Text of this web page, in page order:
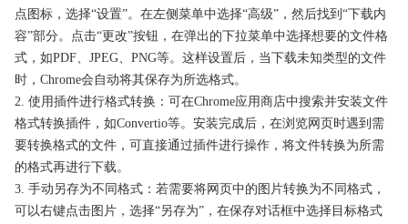
点图标，选择“设置”。在左侧菜单中选择“高级”，然后找到“下载内
容”部分。点击“更改”按钮，在弹出的下拉菜单中选择想要的文件格
式，如PDF、JPEG、PNG等。这样设置后，当下载未知类型的文件
时，Chrome会自动将其保存为所选格式。
2. 使用插件进行格式转换：可在Chrome应用商店中搜索并安装文件
格式转换插件，如Convertio等。安装完成后，在浏览网页时遇到需
要转换格式的文件，可直接通过插件进行操作，将文件转换为所需
的格式再进行下载。
3. 手动另存为不同格式：若需要将网页中的图片转换为不同格式，
可以右键点击图片，选择“另存为”，在保存对话框中选择目标格式